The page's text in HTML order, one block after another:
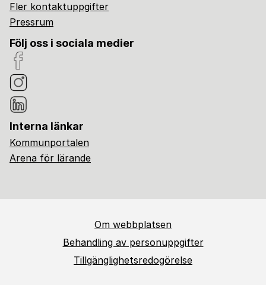
Fler kontaktuppgifter
Pressrum
Följ oss i sociala medier
Interna länkar
Kommunportalen
Arena för lärande
Om webbplatsen
Behandling av personuppgifter
Tillgänglighetsredogörelse